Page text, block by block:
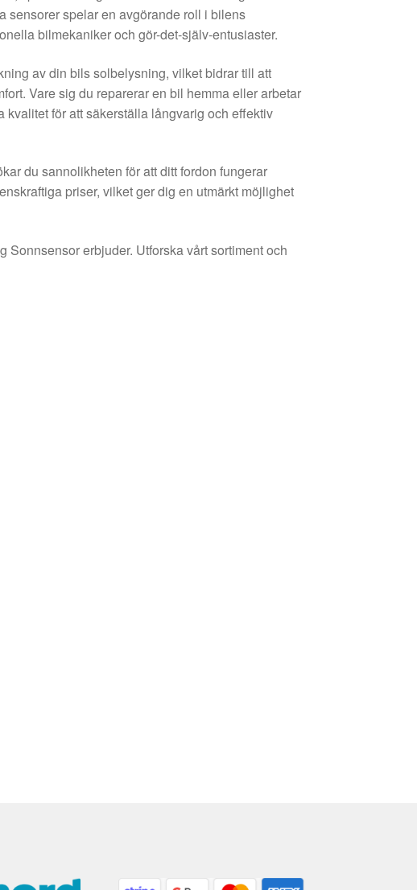
sensorer spelar en avgörande roll i bilens
bilmekaniker och gör-det-själv-entusiaster.
av din bils solbelysning, vilket bidrar till att
Vare sig du reparerar en bil hemma eller arbetar
för att säkerställa långvarig och effektiv
du sannolikheten för att ditt fordon fungerar
priser, vilket ger dig en utmärkt möjlighet
Sonnsensor erbjuder. Utforska vårt sortiment och